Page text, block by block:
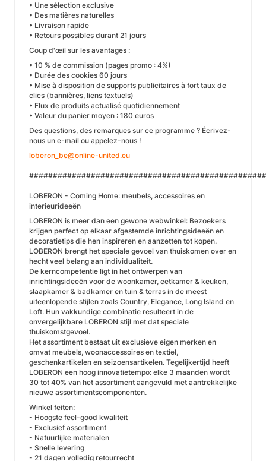
• Une sélection exclusive
• Des matières naturelles
• Livraison rapide
• Retours possibles durant 21 jours
Coup d'œil sur les avantages :
• 10 % de commission (pages promo : 4%)
• Durée des cookies 60 jours
• Mise à disposition de supports publicitaires à fort taux de
clics (bannières, liens textuels)
• Flux de produits actualisé quotidiennement
• Valeur du panier moyen : 180 euros
Des questions, des remarques sur ce programme ? Écrivez-
nous un e-mail ou appelez-nous !
loberon_be@online-united.eu
LOBERON - Coming Home: meubels, accessoires en
interieurideeën
LOBERON is meer dan een gewone webwinkel: Bezoekers
krijgen perfect op elkaar afgestemde inrichtingsideeën en
decoratietips die hen inspireren en aanzetten tot kopen.
LOBERON brengt het speciale gevoel van thuiskomen over en
hecht veel belang aan individualiteit.
De kerncompetentie ligt in het ontwerpen van
inrichtingsideeën voor de woonkamer, eetkamer & keuken,
slaapkamer & badkamer en tuin & terras in de meest
uiteenlopende stijlen zoals Country, Elegance, Long Island en
Loft. Hun vakkundige combinatie resulteert in de
onvergelijkbare LOBERON stijl met dat speciale
thuiskomstgevoel.
Het assortiment bestaat uit exclusieve eigen merken en
omvat meubels, woonaccessoires en textiel,
geschenkartikelen en seizoensartikelen. Tegelijkertijd heeft
LOBERON een hoog innovatietempo: elke 3 maanden wordt
30 tot 40% van het assortiment aangevuld met aantrekkelijke
nieuwe assortimentscomponenten.
Winkel feiten:
- Hoogste feel-good kwaliteit
- Exclusief assortiment
- Natuurlijke materialen
- Snelle levering
- 21 dagen volledig retourrecht